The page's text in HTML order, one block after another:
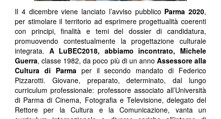
Il 4 dicembre viene lanciato l’avviso pubblico Parma 2020,
per stimolare il territorio ad esprimere progettualità coerenti
con principi, finalità e temi del dossier di candidatura,
promuovendo contestualmente la progettazione culturale
integrata. A LuBEC2018, abbiamo incontrato, Michele
Guerra, classe 1982, da poco più di un anno Assessore alla
Cultura di Parmaper il secondo mandato di Federico
Pizzarotti. Giovane, preparato, determinato, dal lungo
curriculum professionale: professore associato all’Università
di Parma di Cinema, Fotografia e Televisione, delegato del
Rettore per la Cultura e la Comunicazione, vanta un